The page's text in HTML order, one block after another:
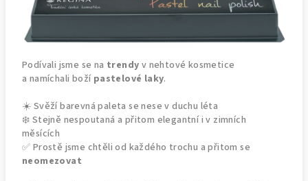
Podívali jsme se na trendy v nehtové kosmetice
a namíchali boží pastelové laky.
☀️ Svěží barevná paleta se nese v duchu léta
❄️ Stejně nespoutaná a přitom elegantní i v zimních
měsících
✅ Prostě jsme chtěli od každého trochu a přitom se
neomezovat